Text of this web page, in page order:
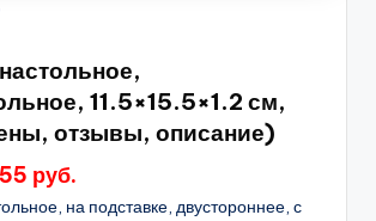
11.5×15.5×1.2 см,
отзывы, описание)
руб.
на подставке, двустороннее, с